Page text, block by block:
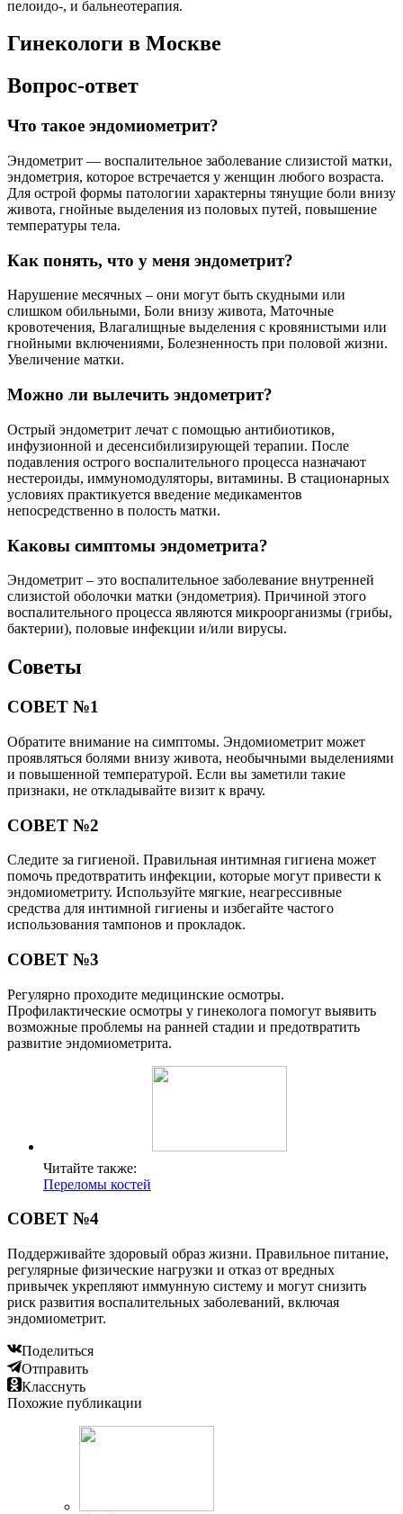
пелоидо-, и бальнеотерапия.
Гинекологи в Москве
Вопрос-ответ
Что такое эндомиометрит?
Эндометрит — воспалительное заболевание слизистой матки,
эндометрия, которое встречается у женщин любого возраста.
Для острой формы патологии характерны тянущие боли внизу
живота, гнойные выделения из половых путей, повышение
температуры тела.
Как понять, что у меня эндометрит?
Нарушение месячных – они могут быть скудными или
слишком обильными, Боли внизу живота, Маточные
кровотечения, Влагалищные выделения с кровянистыми или
гнойными включениями, Болезненность при половой жизни.
Увеличение матки.
Можно ли вылечить эндометрит?
Острый эндометрит лечат с помощью антибиотиков,
инфузионной и десенсибилизирующей терапии. После
подавления острого воспалительного процесса назначают
нестероиды, иммуномодуляторы, витамины. В стационарных
условиях практикуется введение медикаментов
непосредственно в полость матки.
Каковы симптомы эндометрита?
Эндометрит – это воспалительное заболевание внутренней
слизистой оболочки матки (эндометрия). Причиной этого
воспалительного процесса являются микроорганизмы (грибы,
бактерии), половые инфекции и/или вирусы.
Советы
СОВЕТ №1
Обратите внимание на симптомы. Эндомиометрит может
проявляться болями внизу живота, необычными выделениями
и повышенной температурой. Если вы заметили такие
признаки, не откладывайте визит к врачу.
СОВЕТ №2
Следите за гигиеной. Правильная интимная гигиена может
помочь предотвратить инфекции, которые могут привести к
эндомиометриту. Используйте мягкие, неагрессивные
средства для интимной гигиены и избегайте частого
использования тампонов и прокладок.
СОВЕТ №3
Регулярно проходите медицинские осмотры.
Профилактические осмотры у гинеколога помогут выявить
возможные проблемы на ранней стадии и предотвратить
развитие эндомиометрита.
Читайте также:
Переломы костей
СОВЕТ №4
Поддерживайте здоровый образ жизни. Правильное питание,
регулярные физические нагрузки и отказ от вредных
привычек укрепляют иммунную систему и могут снизить
риск развития воспалительных заболеваний, включая
эндомиометрит.
Поделиться
Отправить
Класснуть
Похожие публикации